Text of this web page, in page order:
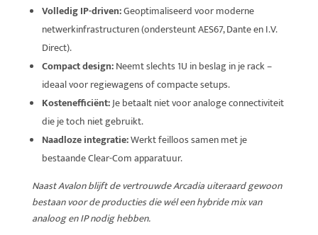
Volledig IP-driven:Geoptimaliseerd voor moderne
netwerkinfrastructuren (ondersteunt AES67, Dante en I.V.
Direct).
Compact design:Neemt slechts 1U in beslag in je rack –
ideaal voor regiewagens of compacte setups.
Kostenefficiënt:Je betaalt niet voor analoge connectiviteit
die je toch niet gebruikt.
Naadloze integratie:Werkt feilloos samen met je
bestaande Clear-Com apparatuur.
Naast Avalon blijft de vertrouwde Arcadia uiteraard gewoon
bestaan voor de producties die wél een hybride mix van
analoog en IP nodig hebben.